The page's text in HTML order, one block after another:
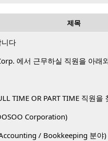
제목
다
에서 근무하실 직원을 아래
TIME OR PART TIME 직원을
Corporation)
/ Bookkeeping 분야)